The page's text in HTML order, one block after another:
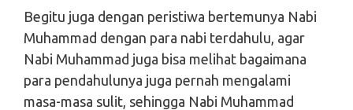
Begitu juga dengan peristiwa bertemunya Nabi
Muhammad dengan para nabi terdahulu, agar
Nabi Muhammad juga bisa melihat bagaimana
para pendahulunya juga pernah mengalami
masa-masa sulit, sehingga Nabi Muhammad